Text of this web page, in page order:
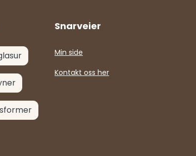
Snarveier
Min side
Kontakt oss her